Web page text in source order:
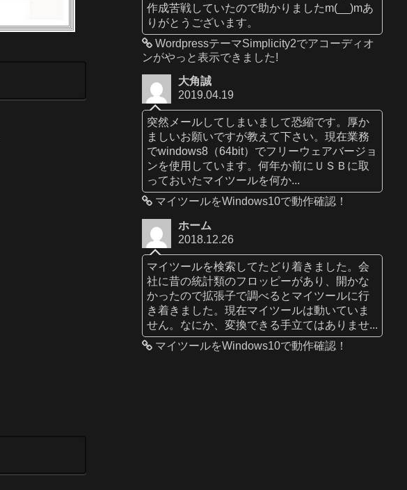
作成苦戦していたので助かりましたm(__)mあ
りがとうございます。
WordpressテーマSimplicity2でアコーディオ
ンがやっと表示できました!
大角誠
2019.04.19
突然メールしてしまいまして恐縮です。厚か
ましいお願いですが教えて下さい。現在業務
でwindows8（64bit）でフリーウェアバージョ
ンを使用しています。何年か前にＵＳＢに取
っておいたマイツールを何か...
マイツールをWindows10で動作確認！
ホーム
2018.12.26
マイツールを検索してたどり着きました。会
社に昔の統計類のフロッピーがあり、開かな
かったので拡張子で調べるとマイツールに行
き着きました。現在マイツールは動いていま
せん。なにか、変換できる手立てはありませ...
マイツールをWindows10で動作確認！